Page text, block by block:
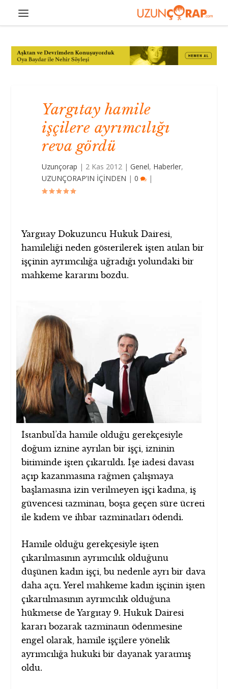
Yargıtay hamile
işçilere ayrımcılığı
reva gördü
Uzunçorap | 2 Kas 2012 |Genel, Haberler,
UZUNÇORAP’IN İÇİNDEN |0 |
Yargıtay Dokuzuncu Hukuk Dairesi,
hamileliği neden gösterilerek işten atılan bir
işçinin ayrımcılığa uğradığı yolundaki bir
mahkeme kararını bozdu.
İstanbul’da hamile olduğu gerekçesiyle
doğum iznine ayrılan bir işçi, izninin
bitiminde işten çıkartıldı. İşe iadesi davası
açıp kazanmasına rağmen çalışmaya
başlamasına izin verilmeyen işçi kadına, iş
güvencesi tazminatı, boşta geçen süre ücreti
ile kıdem ve ihbar tazminatları ödendi.
Hamile olduğu gerekçesiyle işten
çıkarılmasının ayrımcılık olduğunu
düşünen kadın işçi, bu nedenle ayrı bir dava
daha açtı. Yerel mahkeme kadın işçinin işten
çıkartılmasının ayrımcılık olduğuna
hükmetse de Yargıtay 9. Hukuk Dairesi
kararı bozarak tazminatın ödenmesine
engel olarak, hamile işçilere yönelik
ayrımcılığa hukuki bir dayanak yaratmış
oldu.